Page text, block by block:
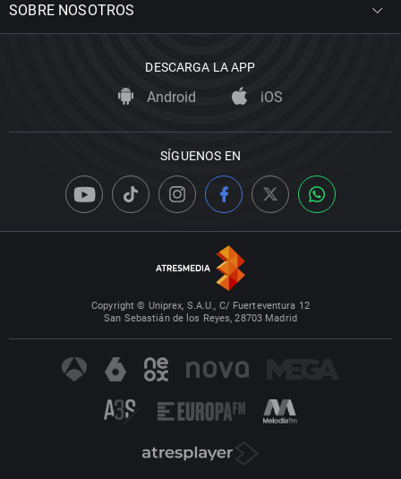
SOBRE NOSOTROS
DESCARGA LA APP
Android iOS
SÍGUENOS EN
Copyright © Uniprex, S.A.U., C/ Fuerteventura 12
San Sebastián de los Reyes, 28703 Madrid